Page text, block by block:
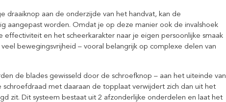
draaiknop aan de onderzijde van het handvat, kan de
aangepast worden. Omdat je op deze manier ook de invalshoek
effectiviteit en het scheerkarakter naar je eigen persoonlijke smaak
bewegingsvrijheid – vooral belangrijk op complexe delen van
de blades gewisseld door de schroefknop – aan het uiteinde van
schroefdraad met daaraan de topplaat verwijdert zich dan uit het
zit. Dit systeem bestaat uit 2 afzonderlijke onderdelen en laat het